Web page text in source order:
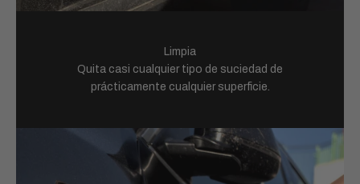
Limpia
Quita casi cualquier tipo de suciedad de
prácticamente cualquier superficie.